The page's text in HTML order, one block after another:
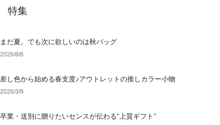
特集
まだ夏。でも次に欲しいのは秋バッグ
2026/8/6
差し色から始める春支度♪アウトレットの推しカラー小物
2026/3/9
卒業・送別に贈りたいセンスが伝わる“上質ギフト”